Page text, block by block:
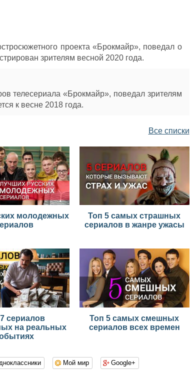
проекта «Брокмайр», поведал о
зрителям весной 2020 года.
телесериала «Брокмайр», поведал зрителям
к весне 2018 года.
Все списки
молодежных
Топ 5 самых страшных
сериалов в жанре ужасы
сериалов
на реальных
Топ 5 самых смешных
сериалов всех времен
Мой мир Google+